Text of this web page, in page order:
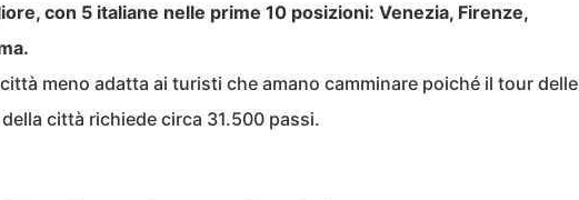
con 5 italiane nelle prime 10 posizioni: Venezia, Firenze,
meno adatta ai turisti che amano camminare poiché il tour delle
città richiede circa 31.500 passi.